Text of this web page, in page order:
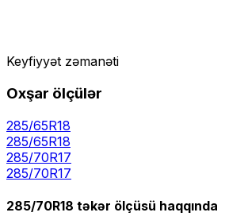
Keyfiyyət zəmanəti
Oxşar ölçülər
285/65R18
285/65R18
285/70R17
285/70R17
285/70R18 təkər ölçüsü haqqında